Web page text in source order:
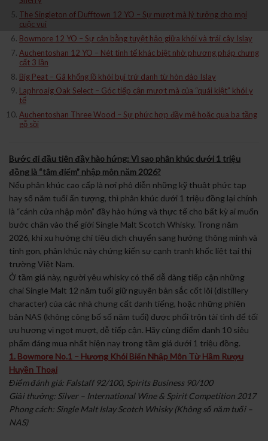
The Singleton of Dufftown 12 YO – Sự mượt mà lý tưởng cho mọi
cuộc vui
Bowmore 12 YO – Sự cân bằng tuyệt hảo giữa khói và trái cây Islay
Auchentoshan 12 YO – Nét tinh tế khác biệt nhờ phương pháp chưng
cất 3 lần
Big Peat – Gã khổng lồ khói bụi trứ danh từ hòn đảo Islay
Laphroaig Oak Select – Góc tiếp cận mượt mà của “quái kiệt” khói y
tế
Auchentoshan Three Wood – Sự phức hợp đầy mê hoặc qua ba tầng
gỗ sồi
Bước đi đầu tiên đầy hào hứng: Vì sao phân khúc dưới 1 triệu
đồng là “tâm điểm” nhập môn năm 2026?
Nếu phân khúc cao cấp là nơi phô diễn những kỹ thuật phức tạp
hay số năm tuổi ấn tượng, thì phân khúc dưới 1 triệu đồng lại chính
là “cánh cửa nhập môn” đầy hào hứng và thực tế cho bất kỳ ai muốn
bước chân vào thế giới Single Malt Scotch Whisky. Trong năm
2026, khi xu hướng chi tiêu dịch chuyển sang hướng thông minh và
tinh gọn, phân khúc này chứng kiến sự cạnh tranh khốc liệt tại thị
trường Việt Nam.
Ở tầm giá này, người yêu whisky có thể dễ dàng tiếp cận những
chai Single Malt 12 năm tuổi giữ nguyên bản sắc cốt lõi (distillery
character) của các nhà chưng cất danh tiếng, hoặc những phiên
bản NAS (không công bố số năm tuổi) được phối trộn tài tình để tối
ưu hương vị ngọt mượt, dễ tiếp cận. Hãy cùng điểm danh 10 siêu
phẩm đáng mua nhất hiện nay trong tầm giá dưới 1 triệu đồng.
1. Bowmore No.1 – Hương Khói Biển Nhập Môn Từ Hầm Rượu
Huyền Thoại
Điểm đánh giá: Falstaff 92/100, Spirits Business 90/100
Giải thưởng: Silver – International Wine & Spirit Competition 2017
Phong cách: Single Malt Islay Scotch Whisky (Không số năm tuổi –
NAS)